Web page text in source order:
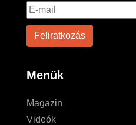
Menük
Magazin
Videók